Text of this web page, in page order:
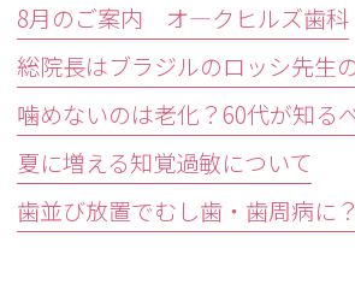
8月のご案内 オ―クヒルズ歯科
夏に増える知覚過敏について